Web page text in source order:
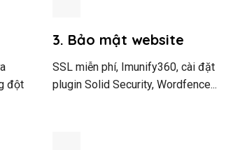
đột
3. Bảo mật website
SSL miễn phí, Imunify360, cài đặt
plugin Solid Security, Wordfence...